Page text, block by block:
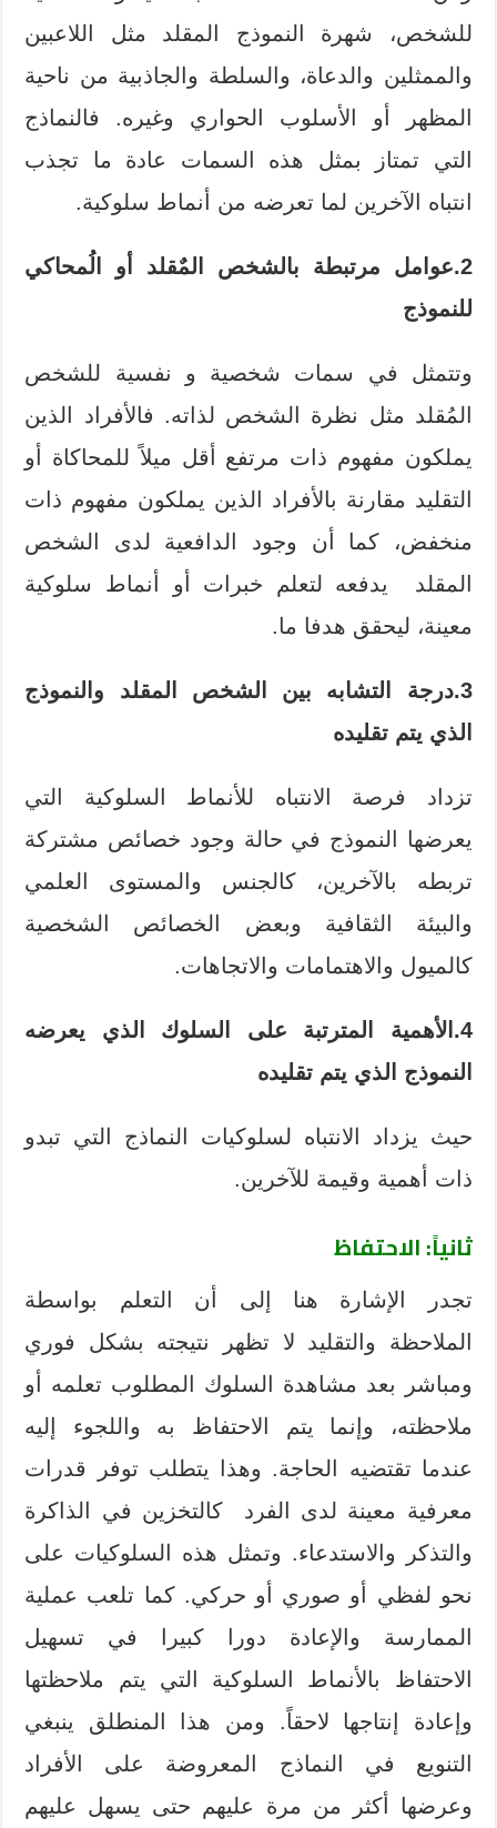
للشخص، شهرة النموذج المقلد مثل اللاعبين
والممثلين والدعاة، والسلطة والجاذبية من ناحية
المظهر أو الأسلوب الحواري وغيره. فالنماذج
التي تمتاز بمثل هذه السمات عادة ما تجذب
انتباه الآخرين لما تعرضه من أنماط سلوكية.
2.عوامل مرتبطة بالشخص المٌقلد أو الُمحاكي
للنموذج
وتتمثل في سمات شخصية و نفسية للشخص
المُقلد مثل نظرة الشخص لذاته. فالأفراد الذين
يملكون مفهوم ذات مرتفع أقل ميلاً للمحاكاة أو
التقليد مقارنة بالأفراد الذين يملكون مفهوم ذات
منخفض، كما أن وجود الدافعية لدى الشخص
المقلد يدفعه لتعلم خبرات أو أنماط سلوكية
معينة، ليحقق هدفا ما.
3.درجة التشابه بين الشخص المقلد والنموذج
الذي يتم تقليده
تزداد فرصة الانتباه للأنماط السلوكية التي
يعرضها النموذج في حالة وجود خصائص مشتركة
تربطه بالآخرين، كالجنس والمستوى العلمي
والبيئة الثقافية وبعض الخصائص الشخصية
كالميول والاهتمامات والاتجاهات.
4.الأهمية المترتبة على السلوك الذي يعرضه
النموذج الذي يتم تقليده
حيث يزداد الانتباه لسلوكيات النماذج التي تبدو
ذات أهمية وقيمة للآخرين.
ثانياً: الاحتفاظ
تجدر الإشارة هنا إلى أن التعلم بواسطة
الملاحظة والتقليد لا تظهر نتيجته بشكل فوري
ومباشر بعد مشاهدة السلوك المطلوب تعلمه أو
ملاحظته، وإنما يتم الاحتفاظ به واللجوء إليه
عندما تقتضيه الحاجة. وهذا يتطلب توفر قدرات
معرفية معينة لدى الفردكالتخزين في الذاكرة
والتذكر والاستدعاء. وتمثل هذه السلوكيات على
نحو لفظي أو صوري أو حركي. كما تلعب عملية
الممارسة والإعادة دورا كبيرا في تسهيل
الاحتفاظ بالأنماط السلوكية التي يتم ملاحظتها
وإعادة إنتاجها لاحقاً. ومن هذا المنطلق ينبغي
التنويع في النماذج المعروضة على الأفراد
وعرضها أكثر من مرة عليهم حتى يسهل عليهم